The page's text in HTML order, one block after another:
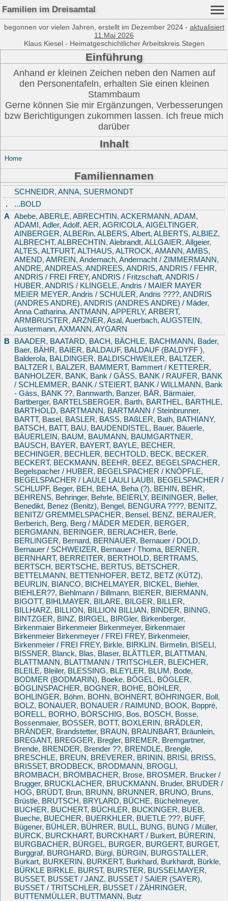
Familien im Dreisamtal
begonnen vor vielen Jahren, erstellt im Dezember 2024 - aktualisiert
11.Mai 2026
Klaus Kiesel - Heimatgeschichtlicher Arbeitskreis Stegen
Einführung
Anhand er kleinen Zeichen neben den Namen auf
den Personentafeln, erhalten Sie einen kleinen
Stammbaum
Gerne können Sie mir Ergänzungen, Verbesserungen
bzw Berichtigungen zukommen lassen. Ich freue mich
darüber
Inhalt
Home
Familiennamen
SCHNEIDR,ANNA, SUERMONDT
.
...BOLD
A
Abebe,ABERLE,ABRECHTIN,ACKERMANN,ADAM,
ADAMI,Adler,Adolf,AER,AGRICOLA,AIGELTINGER,
AINBERGER,ALBERin,ALBERS,Albert,ALBERTS,ALBIEZ,
ALBRECHT,ALBRECHTIN,Alebrandt,ALLGAIER,Allgeier,
ALTES,ALTFURT,ALTHAUS,ALTROCK,AMANN,AMBS,
AMEND,AMREIN,Andernach,Andernacht / ZIMMERMANN,
ANDRE,ANDREAS,ANDREES,ANDRIS,ANDRIS / FEHR,
ANDRIS / FREI FREY,ANDRIS / Fritzschaft,ANDRIS /
HUBER,ANDRIS / KLINGELE,Andris / MAIER MAYER
MEIER MEYER,Andris / SCHULER,Andris ????,ANDRIS
(ANDRES ANDRE),ANDRIS (ANDRES ANDRE) / Mäder,
Anna Catharina,ANTMANN,APPERLY,ARBERT,
ARMBRUSTER,ARZNER,Asal,Auerbach,AUGSTEIN,
Austermann,AXMANN,AYGARN
B BAADER, BAATARD, BACH, BÄCHLE, BACHMANN, Bader,
Baer, BÄHR, BAIER, BALDAUF, BALDAUF (BALDYFF ),
Balderola, BALDINGER, BALDISCHWEILER, BALTZER,
BALTZER I, BALZER, BAMMERT, Bammert / KETTERER,
BANHOLZER, BANK, Bank / GÄSS, BANK / RAUFER, BANK
/ SCHLEMMER, BANK / STEIERT, BANK / WILLMANN, Bank
- Gäss, BANK ??, Bannwarth, Banzer, BÄR, Bärmaier,
Bartberger, BARTELSBERGER, Barth, BARTHEL, BARTHLE,
BARTHOLD, BARTMANN, BARTMANN / Steinbrunner,
BARTT, Basel, BASLER, BASS, BAßLER, Bath, BATHIANY,
BATSCH, BATT, BAU, BAUDENDISTEL, Bauer, Bäuerle,
BÄUERLEIN, BAUM, BAUMANN, BAUMGARTNER,
BAUSCH, BAYER, BAYERT, BAYLE, BECHER,
BECHINGER, BECHLER, BECHTOLD, BECK, BECKER,
BECKERT, BECKMANN, BEEHR, BEEZ, BEGELSPACHER,
Begelspacher / HUBER, BEGELSPACHER / KNÖPFLE,
BEGELSPACHER / LAULE LAULI LAUBI, BEGELSPACHER /
SCHLUPF, Beger, BEH, BEHA, Beha (?), BEHIN, BEHR,
BEHRENS, Behringer, Behrle, BEIERLY, BEININGER, Beller,
Benedikt, Benez (Benitz), Bengel, BENGURA ????, BENITZ,
BENITZ/ GREMMELSPACHER, Bensel, BENZ, BERAUER,
Berberich, Berg, Berg / MÄDER MEDER, BERGER,
BERGMANN, BERINGER, BERLACHER, Berle,
BERLINGER, Bernard, BERNAUER, Bernauer / DOLD,
Bernauer / SCHWEIZER, Bernauer / Thoma, BERNER,
BERNHART, BERREITER, BERTHOLD, BERTRAMS,
BERTSCH, BERTSCHE, BERTUS, BETSCHER,
BETTELMANN, BETTENHOFER, BETZ, BETZ (KÜTZ),
BEURLIN, BIANCO, BICHELMAYER, BICKEL, Biehler,
BIEHLER??, Biehlmann / Billmann, BIERER, BIERMANN,
BIGOTT, BIHLMAYER, BILARE, BILGER, BILLER,
BILLHARZ, BILLION, BILLION BILLIAN, BINDER, BINNG,
BINTZGER, BINZ, BIRGEL, BIRGler, Birkenberger,
Birkenmaier Birkenmeier Birkenmeyer, Birkenmaier
Birkenmeier Birkenmeyer / FREI FREY, Birkenmeier,
Birkenmeier / FREI FREY, Birkle, BIRKLIN, Birmelin, BISELI,
BISSNER, Blanck, Blas, Blaser, BLÄTTLER, BLATTMAN,
BLATTMANN, BLATTMANN / TRITSCHLER, BLEICHER,
BLEILE, Bleiler, BLESSING, BLEYLER, BLUM, Bode,
BODMER (BODMARIN), Boeke, BÖGEL, BÖGLER,
BÖGLINSPACHER, BOGNER, BOHE, BÖHLER,
BOHLINGER, Böhm, BOHN, BOHNERT, BÖHRINGER, Boll,
BOLZ, BONAUER, BONAUER / RAIMUND, BOOK, Boppré,
BORELL, BORHO, BÖRSCHIG, Bos, BOSCH, Bosse,
Bossenmaier, BOSSER, BOTT, BOXLERIN, BRÄDLER,
BRÄNDER, Brandstetter, BRAUN, BRAUNBART, Bräunlein,
BREGANT, BREGGER, Bregler, BREMER, Bremgartner,
Brende, BRENDER, Brender ??, BRENDLE, Brengle,
BRESCHLE, BREUN, BREVERER, BRININ, BRISI, BRISS,
BRISSET, BRODBECK, BRODMANN, BROGLI,
BROMBACH, BROMBACHER, Brose, BROSMER, Brucker /
Brugger, BRUCKLACHER, BRUCKMANN, Bruder, BRUDER /
HOG, BRÜDT, Brun, BRUNN, BRUNNER, BRUNO, Bruns,
Brüstle, BRUTSCH, BRYLARD, BÜCHE, Büchelmeyer,
BUCHER, BUCHERT, BÜCHLER, BUCKINGER, BUEB,
Bueche, BUECHER, BUERKHLER, BUETLE ???, BUFF,
Bügener, BÜHLER, BÜHRER, BULL, BUNG, BUNG / Müller,
BURCK, BURCKHART, BURCKHART / Burkert, BÜRERIN,
BURGBACHER, BÜRGEL, BURGER, BURGERT, BURGET,
Burggraf, BURGHARD, Bürgi, BÜRGIN, BURGSTALLER,
Burkart, BURKERIN, BURKERT, Burkhard, Burkhardt, Bürkle,
BÜRKLE BIRKLE, BURST, BURSTER, BUSSELMAYER,
BUSSET, BUSSET / JANZ, BUSSET / SAIER (SAYER),
BUSSET / TRITSCHLER, BUSSET / ZÄHRINGER,
BUTTENMÜLLER, BUTTMANN, Butz